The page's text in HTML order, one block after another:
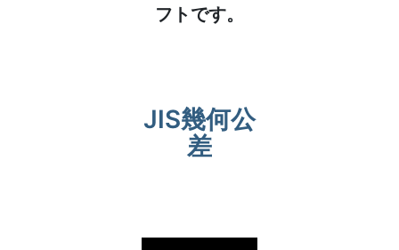
フトです。
JIS幾何公
差